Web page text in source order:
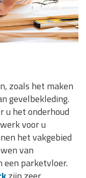
zoals het maken
gevelbekleding.
u het onderhoud
voor u
het vakgebied
van
parketvloer.